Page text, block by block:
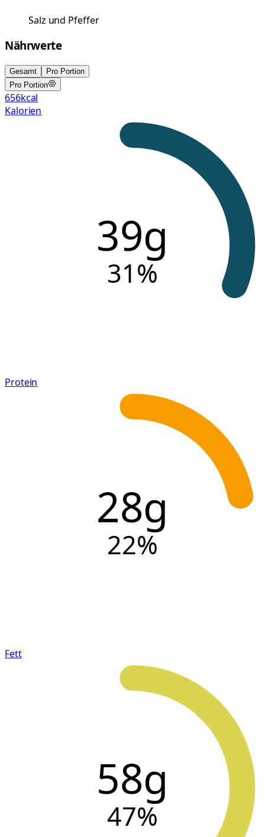
Salz und Pfeffer
Nährwerte
Gesamt
Pro Portion
Pro Portion
656kcal
Kalorien
39g
31%
Protein
28g
22%
Fett
58g
47%